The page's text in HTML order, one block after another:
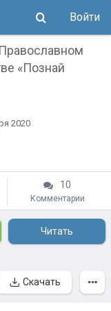
Войти
«Познай
2020
10
Комментарии
Читать
Скачать